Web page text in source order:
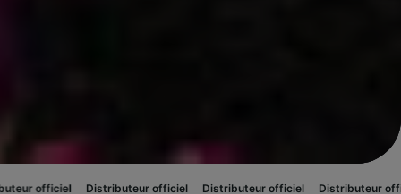
Distributeur officiel Distributeur officiel Distributeur officiel